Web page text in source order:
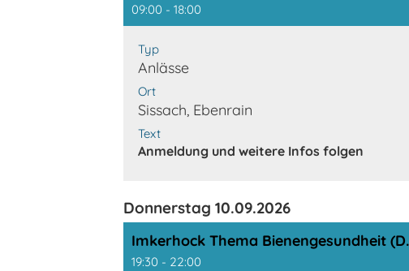
09:00 - 18:00
Typ
Anlässe
Ort
Sissach, Ebenrain
Text
Anmeldung und weitere Infos folgen
Donnerstag 10.09.2026
Imkerhock Thema Bienengesundheit
19:30 - 22:00